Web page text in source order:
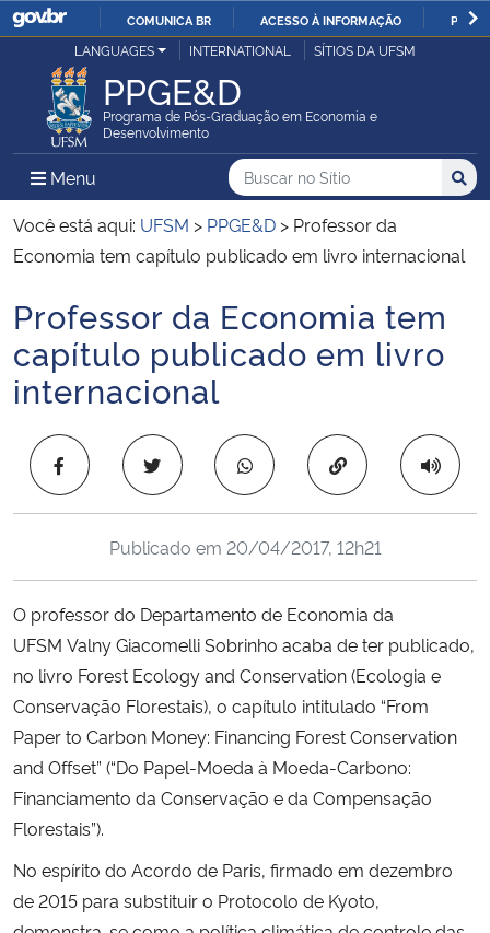
IR
O
COMUNICA BR ACESSO À INFORMAÇÃO
Ministério da Justiça e Segurança Pública
Ministério da Defesa
Ministério das Relações Exteriores
Ministério da Infraestrutura
Ministério da Agricultura, Pecuária e Abastecimento
Ministério da Educação
Ministério de Minas e Energia
Ministério da Ciência, Tecnologia, Inovações e Comunicações
Ministério do Meio Ambiente
Ministério do Turismo
Controladoria-Geral da União
LANGUAGES INTERNATIONAL SÍTIOS DA UFSM
PPGE&D
Programa de Pós-Graduação em Economia e
Desenvolvimento
Menu Menu Principal do Sítio
Busca
Buscar no no Sítio
Busca:
Você está aqui: UFSM > PPGE&D > Professor da
Economia tem capítulo publicado em livro internacional
Início do conteúdo
Professor da Economia tem
capítulo publicado em livro
internacional
Copiar para área
Publicado em 20/04/2017, 12h21
O professor do Departamento de Economia da
UFSM Valny Giacomelli Sobrinho acaba de ter publicado,
no livro Forest Ecology and Conservation(Ecologia e
Conservação Florestais), o capítulo intitulado “From
Paper to Carbon Money: Financing Forest Conservation
and Offset” (“Do Papel-Moeda à Moeda-Carbono:
Financiamento da Conservação e da Compensação
Florestais”).
No espírito do Acordo de Paris, firmado em dezembro
de 2015 para substituir o Protocolo de Kyoto,